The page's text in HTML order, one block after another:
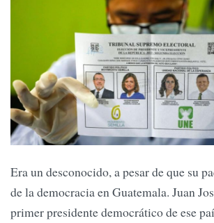
Era un desconocido, a pesar de que su
de la democracia en Guatemala. Juan
primer presidente democrático de ese